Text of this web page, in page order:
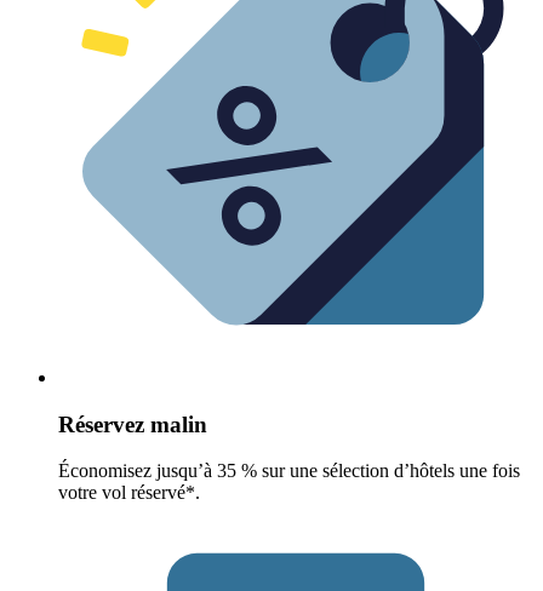
Réservez malin
Économisez jusqu’à 35 % sur une sélection d’hôtels une fois
votre vol réservé*.